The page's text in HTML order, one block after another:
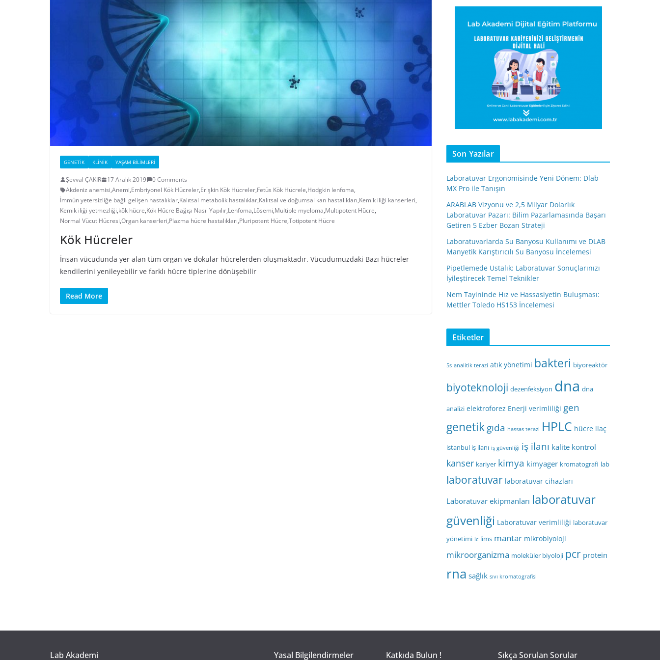
GENETIK KLINIK YAŞAM BILIMLERI
Şevval ÇAKIR 17 Aralık 2019
0 Comments
Akdeniz anemisi,Anemi,Embriyonel Kök Hücreler,Erişkin Kök Hücreler,Fetüs Kök Hücrele,Hodgkin lenfoma,
İmmün yetersizliğe bağlı gelişen hastalıklar,Kalıtsal metabolik hastalıklar,Kalıtsal ve doğumsal kan hastalıkları,Kemik iliği kanserleri,
Kemik iliği yetmezliği,kök hücre,Kök Hücre Bağışı Nasıl Yapılır,Lenfoma,Lösemi,Multiple myeloma,Multipotent Hücre,
Normal Vücut Hücresi,Organ kanserleri,Plazma hücre hastalıkları,Pluripotent Hücre,Totipotent Hücre
Kök Hücreler
İnsan vücudunda yer alan tüm organ ve dokular hücrelerden oluşmaktadır. Vücudumuzdaki Bazı hücreler
kendilerini yenileyebilir ve farklı hücre tiplerine dönüşebilir
Read More
Son Yazılar
Laboratuvar Ergonomisinde Yeni Dönem: Dlab
MX Pro ile Tanışın
ARABLAB Vizyonu ve 2,5 Milyar Dolarlık
Laboratuvar Pazarı: Bilim Pazarlamasında Başarı
Getiren 5 Ezber Bozan Strateji
Laboratuvarlarda Su Banyosu Kullanımı ve DLAB
Manyetik Karıştırıcılı Su Banyosu İncelemesi
Pipetlemede Ustalık: Laboratuvar Sonuçlarınızı
İyileştirecek Temel Teknikler
Nem Tayininde Hız ve Hassasiyetin Buluşması:
Mettler Toledo HS153 İncelemesi
Etiketler
5s analitik terazi atık yönetimi bakteri biyoreaktör
biyoteknoloji dezenfeksiyon dna dna
analizi elektroforez Enerji verimliliği gen
genetikgıda hassas terazi HPLC hücre ilaç
istanbul iş ilanı iş güvenliği iş ilanı kalite kontrol
kanser kariyer kimya kimyager kromatografi lab
laboratuvar laboratuvar cihazları
Laboratuvar ekipmanları laboratuvar
güvenliği Laboratuvar verimliliği laboratuvar
yönetimi lc lims mantar mikrobiyoloji
mikroorganizma moleküler biyoloji pcr protein
rna sağlık sıvı kromatografisi
Lab Akademi Yasal Bilgilendirmeler Katkıda Bulun ! Sıkça Sorulan Sorular